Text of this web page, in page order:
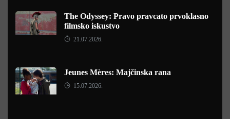
The Odyssey: Pravo pravcato prvoklasno
filmsko iskustvo
21.07.2026.
Jeunes Mères: Majčinska rana
15.07.2026.